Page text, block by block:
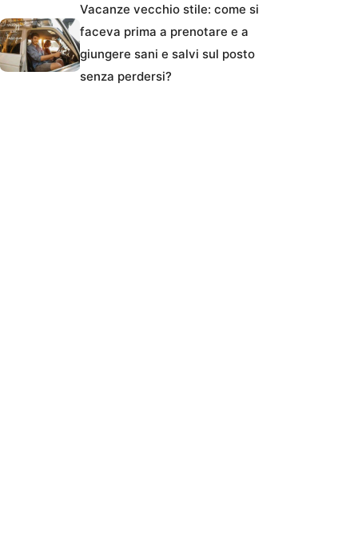
Vacanze vecchio stile: come si
faceva prima a prenotare e a
giungere sani e salvi sul posto
senza perdersi?